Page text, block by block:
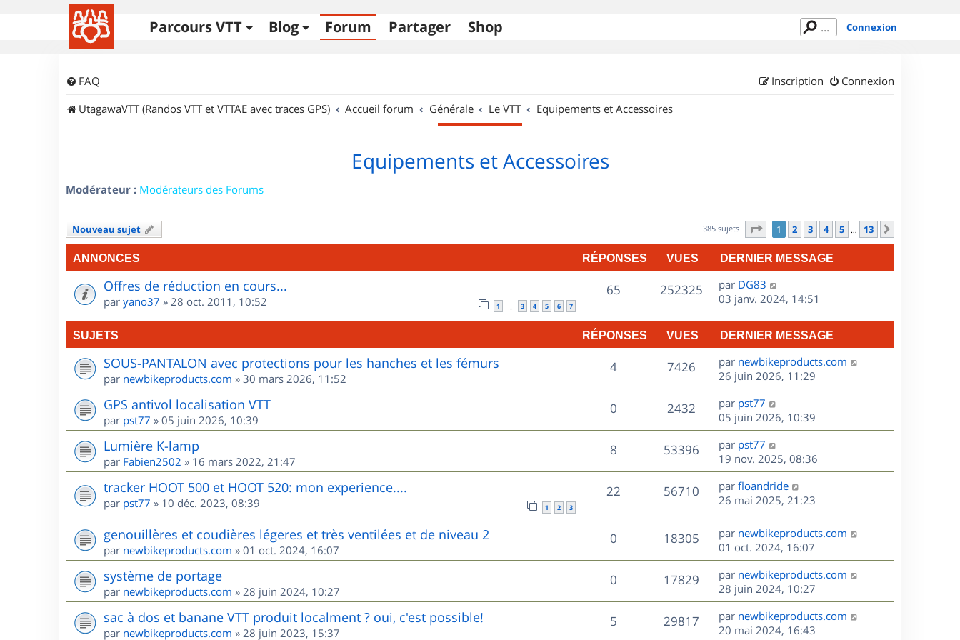
Parcours VTT Blog Forum Partager Shop Connexion
FAQ Connexion
Inscription
UtagawaVTT (Randos VTT et VTTAE avec traces GPS)
Accueil forum Générale Le VTT Equipements et Accessoires
Equipements et Accessoires
Modérateur : Modérateurs des Forums
Nouveau sujet 385 sujets Page sur13
1 2 3 4 5 … 13
ANNONCES RÉPONSES VUES DERNIER MESSAGE
Offres de réduction en cours...
par yano37 » 28 oct. 2011, 10:52 1 … 3 4 5 6 7
65R
p
n
s
252325V
D
e
r
m
e
s
s
a
g
e
par DG83
03 janv. 2024, 14:51
SUJETS RÉPONSES VUES DERNIER MESSAGE
SOUS-PANTALON avec protections pour les hanches et les fémurs
par newbikeproducts.com » 30 mars 2026, 11:52
4R
é
o
n
s
e
s
7426V
u
e
s
D
e
r
n
i
e
r
m
e
s
s
a
g
e
par newbikeproducts.com
26 juin 2026, 11:29
GPS antivol localisation VTT
par pst77 » 05 juin 2026, 10:39
0R
é
p
o
s
e
s
2432V
u
e
s
D
e
r
n
i
e
r
m
e
s
s
a
g
e
par pst77
05 juin 2026, 10:39
Lumière K-lamp
par Fabien2502 » 16 mars 2022, 21:47
8R
é
p
s
e
s
53396V
u
D
e
r
n
i
r
m
e
s
s
a
g
e
par pst77
19 nov. 2025, 08:36
tracker HOOT 500 et HOOT 520: mon experience....
par pst77 » 10 déc. 2023, 08:39 1 2 3
22R
é
56710V
u
e
D
e
i
e
r
m
e
s
s
par floandride
26 mai 2025, 21:23
genouillères et coudières légeres et très ventilées et de niveau 2
par newbikeproducts.com » 01 oct. 2024, 16:07
0R
é
18305V
u
s
D
e
r
n
i
e
r
m
par newbikeproducts.com
01 oct. 2024, 16:07
système de portage
par newbikeproducts.com » 28 juin 2024, 10:27
0R
é
17829V
u
D
e
r
n
i
par newbikeproducts.com
28 juin 2024, 10:27
sac à dos et banane VTT produit localment ? oui, c'est possible!
par newbikeproducts.com » 28 juin 2023, 15:37
5R
29817V
D
e
par newbikeproducts.com
20 mai 2024, 16:43